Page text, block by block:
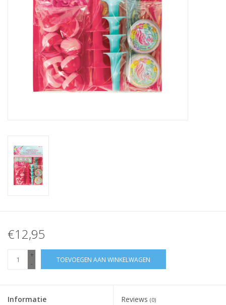
Accessoires
€12,95
+
-
TOEVOEGEN AAN WINKELWAGEN
Informatie Reviews (0)